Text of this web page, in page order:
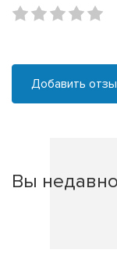
Добавить
Вы